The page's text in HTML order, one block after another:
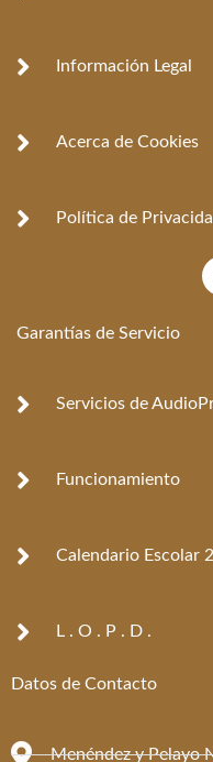
Información Legal
Acerca de Cookies
Política de
Garantías de Servicio
Servicios de
Funcionamiento
Calendario Escolar
L . O . P . D .
Datos de Contacto
Menéndez y Pelayo